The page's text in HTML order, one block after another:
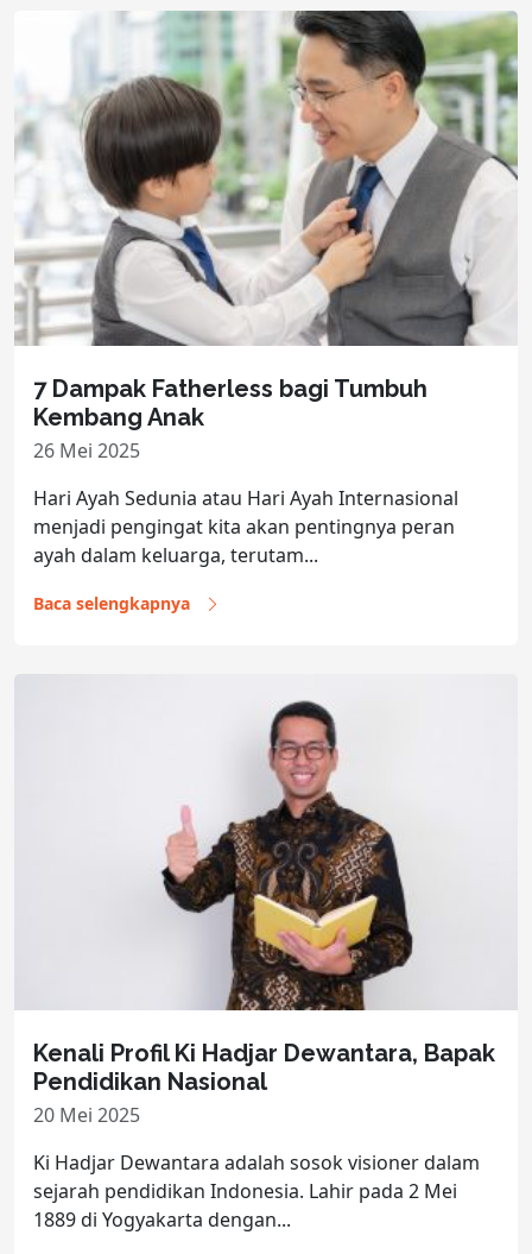
7 Dampak Fatherless bagi Tumbuh
Kembang Anak
26 Mei 2025
Hari Ayah Sedunia atau Hari Ayah Internasional
menjadi pengingat kita akan pentingnya peran
ayah dalam keluarga, terutam...
Baca selengkapnya
Kenali Profil Ki Hadjar Dewantara, Bapak
Pendidikan Nasional
20 Mei 2025
Ki Hadjar Dewantara adalah sosok visioner dalam
sejarah pendidikan Indonesia. Lahir pada 2 Mei
1889 di Yogyakarta dengan...